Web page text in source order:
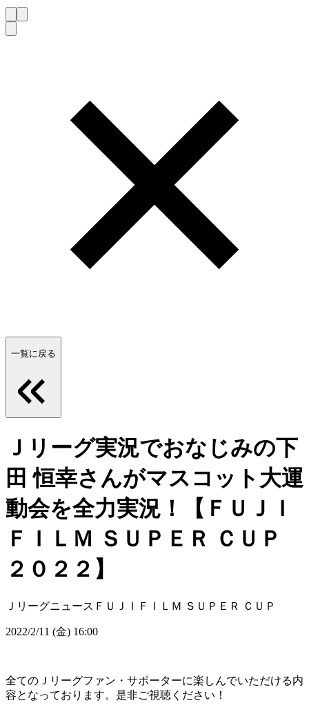
一覧に戻る
Ｊリーグ実況でおなじみの下
田 恒幸さんがマスコット大運
動会を全力実況！【ＦＵＪＩ
ＦＩＬＭ ＳＵＰＥＲ ＣＵＰ
２０２２】
Ｊリーグニュース ＦＵＪＩＦＩＬＭ ＳＵＰＥＲ ＣＵＰ
2022/2/11 (金) 16:00
全てのＪリーグファン・サポーターに楽しんでいただける内
容となっております。是非ご視聴ください！